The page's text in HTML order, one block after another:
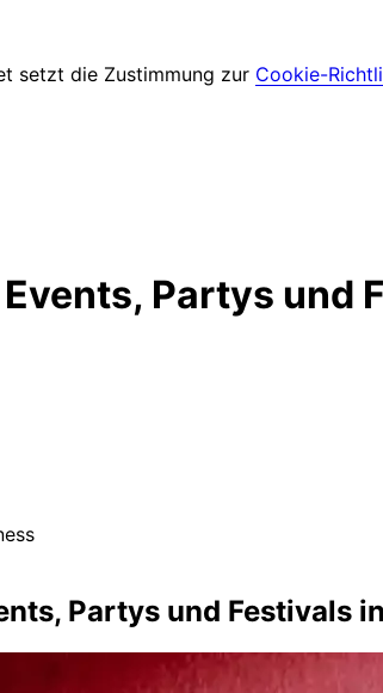
setzt die Zustimmung zur Cookie-
Ich habe mein Ticket verloren
Partys und
Partys und Festivals